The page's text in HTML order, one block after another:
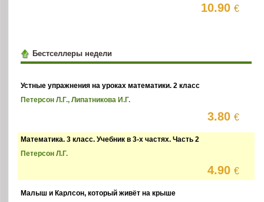
10.90€
Бестселлеры недели
Устные упражнения на уроках математики. 2 класс
Петерсон Л.Г., Липатникова И.Г.
3.80€
Математика. 3 класс. Учебник в 3-х частях. Часть 2
Петерсон Л.Г.
4.90€
Малыш и Карлсон, который живёт на крыше